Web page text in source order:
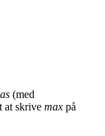
(med
at skrive max på